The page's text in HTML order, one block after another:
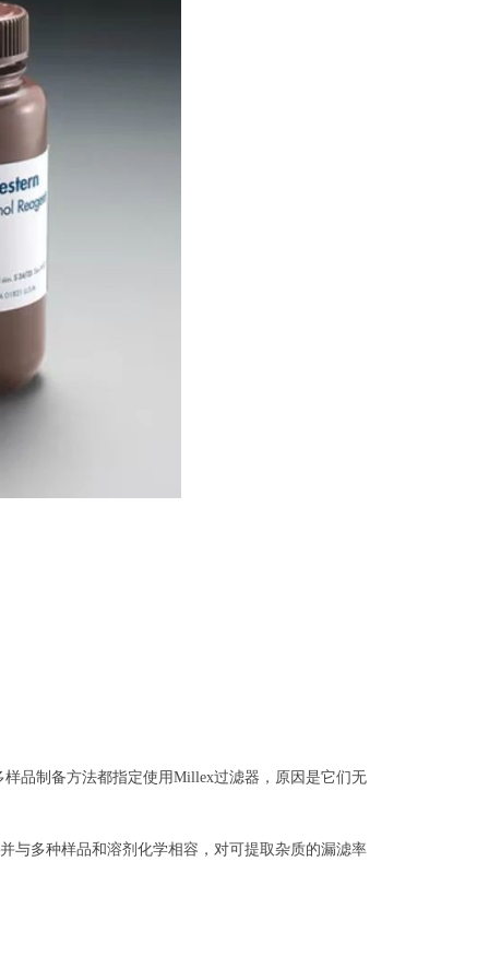
品制备方法都指定使用Millex过滤器，原因是它们无
与多种样品和溶剂化学相容，对可提取杂质的漏滤率